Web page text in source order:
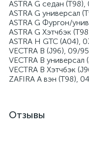
ASTRA G седан
ASTRA G универсал
ASTRA G Фургон/
ASTRA G Хэтчбэк
ASTRA H GTC (A04),
VECTRA B (J96), 09/
VECTRA B
VECTRA B Хэтчбэк
ZAFIRA A вэн (T98),
Отзывы